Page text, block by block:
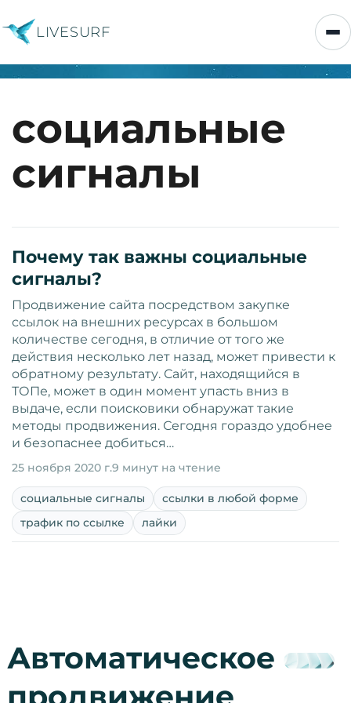
LIVESURF
социальные
сигналы
Почему так важны социальные
сигналы?
Продвижение сайта посредством закупке
ссылок на внешних ресурсах в большом
количестве сегодня, в отличие от того же
действия несколько лет назад, может привести к
обратному результату. Сайт, находящийся в
ТОПе, может в один момент упасть вниз в
выдаче, если поисковики обнаружат такие
методы продвижения. Сегодня гораздо удобнее
и безопаснее добиться…
25 ноября 2020 г.9 минут на чтение
социальные сигналы
ссылки в любой форме
трафик по ссылке
лайки
Автоматическое